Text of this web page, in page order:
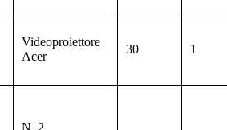
Videoproiettore
Acer
30 1